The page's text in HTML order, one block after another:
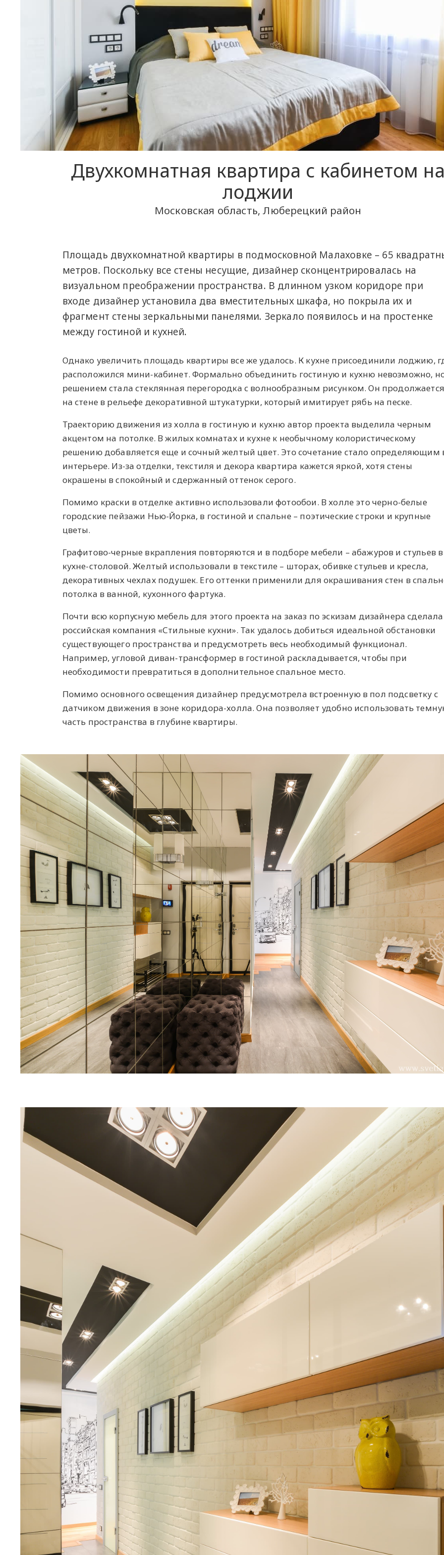
Двухкомнатная квартира с кабинетом
лоджии
Московская область, Люберецкий район
Площадь двухкомнатной квартиры в подмосковной Малаховке – 65
метров. Поскольку все стены несущие, дизайнер сконцентрировалась на
визуальном преображении пространства. В длинном узком коридоре при
входе дизайнер установила два вместительных шкафа, но покрыла их и
фрагмент стены зеркальными панелями. Зеркало появилось и на простенке
между гостиной и кухней.
Однако увеличить площадь квартиры все же удалось. К кухне присоединили лоджию,
расположился мини-кабинет. Формально объединить гостиную и кухню невозможно,
решением стала стеклянная перегородка с волнообразным рисунком. Он
на стене в рельефе декоративной штукатурки, который имитирует рябь на песке.
Траекторию движения из холла в гостиную и кухню автор проекта выделила черным
акцентом на потолке. В жилых комнатах и кухне к необычному колористическому
решению добавляется еще и сочный желтый цвет. Это сочетание стало определяющим
интерьере. Из-за отделки, текстиля и декора квартира кажется яркой, хотя стены
окрашены в спокойный и сдержанный оттенок серого.
Помимо краски в отделке активно использовали фотообои. В холле это черно-белые
городские пейзажи Нью-Йорка, в гостиной и спальне – поэтические строки и крупные
цветы.
Графитово-черные вкрапления повторяются и в подборе мебели – абажуров и стульев в
кухне-столовой. Желтый использовали в текстиле – шторах, обивке стульев и кресла,
декоративных чехлах подушек. Его оттенки применили для окрашивания стен в
потолка в ванной, кухонного фартука.
Почти всю корпусную мебель для этого проекта на заказ по эскизам дизайнера сделала
российская компания «Стильные кухни». Так удалось добиться идеальной обстановки
существующего пространства и предусмотреть весь необходимый функционал.
Например, угловой диван-трансформер в гостиной раскладывается, чтобы при
необходимости превратиться в дополнительное спальное место.
Помимо основного освещения дизайнер предусмотрела встроенную в пол подсветку с
датчиком движения в зоне коридора-холла. Она позволяет удобно использовать
часть пространства в глубине квартиры.